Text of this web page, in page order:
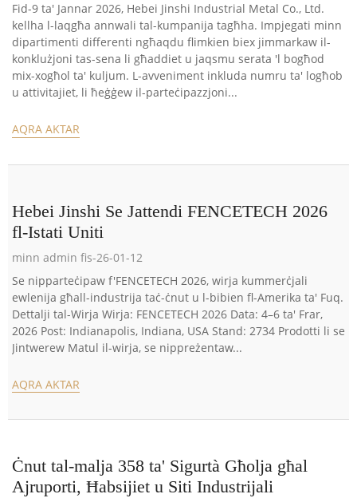
Fid-9 ta' Jannar 2026, Hebei Jinshi Industrial Metal Co., Ltd.
kellha l-laqgħa annwali tal-kumpanija tagħha. Impjegati minn
dipartimenti differenti ngħaqdu flimkien biex jimmarkaw il-
konklużjoni tas-sena li għaddiet u jaqsmu serata 'l bogħod
mix-xogħol ta' kuljum. L-avveniment inkluda numru ta' logħob
u attivitajiet, li ħeġġew il-parteċipazzjoni...
AQRA AKTAR
Hebei Jinshi Se Jattendi FENCETECH 2026
fl-Istati Uniti
minn admin fis-26-01-12
Se nipparteċipaw f'FENCETECH 2026, wirja kummerċjali
ewlenija għall-industrija taċ-ċnut u l-bibien fl-Amerika ta' Fuq.
Dettalji tal-Wirja Wirja: FENCETECH 2026 Data: 4–6 ta' Frar,
2026 Post: Indianapolis, Indiana, USA Stand: 2734 Prodotti li se
Jintwerew Matul il-wirja, se nippreżentaw...
AQRA AKTAR
Ċnut tal-malja 358 ta' Sigurtà Għolja għal
Ajruporti, Ħabsijiet u Siti Industrijali